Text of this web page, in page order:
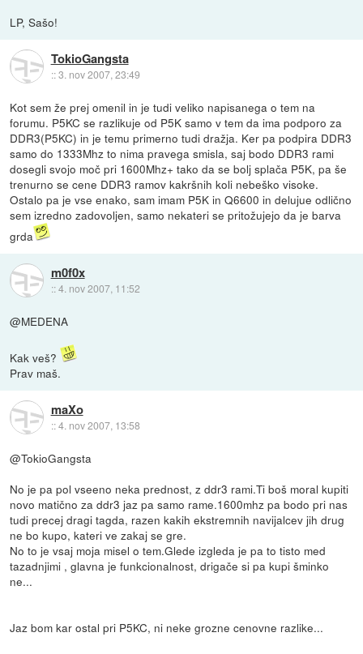
LP, Sašo!
TokioGangsta
::3. nov 2007, 23:49
Kot sem že prej omenil in je tudi veliko napisanega o tem na
forumu. P5KC se razlikuje od P5K samo v tem da ima podporo za
DDR3(P5KC) in je temu primerno tudi dražja. Ker pa podpira DDR3
samo do 1333Mhz to nima pravega smisla, saj bodo DDR3 rami
dosegli svojo moč pri 1600Mhz+ tako da se bolj splača P5K, pa še
trenurno se cene DDR3 ramov kakršnih koli nebeško visoke.
Ostalo pa je vse enako, sam imam P5K in Q6600 in delujue odlično
sem izredno zadovoljen, samo nekateri se pritožujejo da je barva
grda
m0f0x
::4. nov 2007, 11:52
@MEDENA
Kak veš?
Prav maš.
maXo
::4. nov 2007, 13:58
@TokioGangsta
No je pa pol vseeno neka prednost, z ddr3 rami.Ti boš moral kupiti
novo matično za ddr3 jaz pa samo rame.1600mhz pa bodo pri nas
tudi precej dragi tagda, razen kakih ekstremnih navijalcev jih drug
ne bo kupo, kateri ve zakaj se gre.
No to je vsaj moja misel o tem.Glede izgleda je pa to tisto med
tazadnjimi , glavna je funkcionalnost, drigače si pa kupi šminko
ne...
Jaz bom kar ostal pri P5KC, ni neke grozne cenovne razlike...